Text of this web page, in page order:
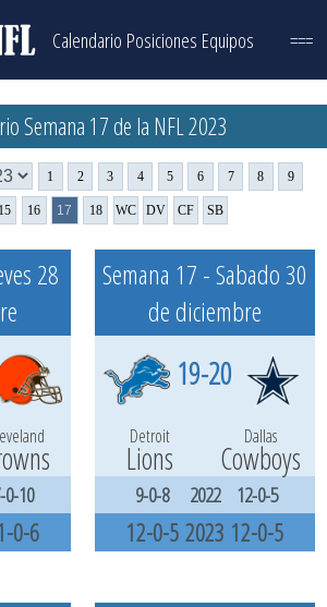
Calendario Posiciones Equipos ===
Semana 17 de la NFL 2023
1 2 3 4 5 6 7 8 9
15 16 17 18 WC DV CF SB
28
0-10
0-6
Semana 17 - Sabado 30
de diciembre
19-20
Detroit Dallas
Lions Cowboys
9-0-8 2022 12-0-5
12-0-5 2023 12-0-5